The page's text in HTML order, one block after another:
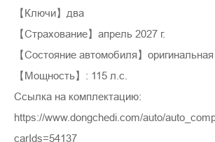
【Ключи】два
【Страхование】апрель 2027 г.
【Состояние автомобиля】
【Мощность】: 115 л.с.
Ссылка на комплектацию:
https://www.dongchedi.com/auto/
carIds=54137